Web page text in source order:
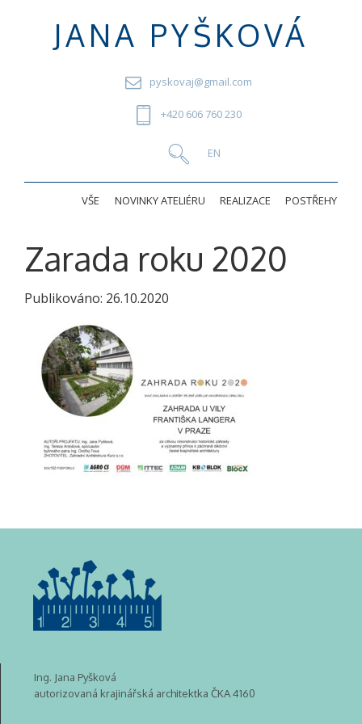
JANA PYŠKOVÁ
pyskovaj@gmail.com
+420 606 760 230
VŠE NOVINKY ATELIÉRU REALIZACE POSTŘEHY
Zarada roku 2020
Publikováno: 26.10.2020
Ing. Jana Pyšková
autorizovaná krajinářská architektka ČKA 4160